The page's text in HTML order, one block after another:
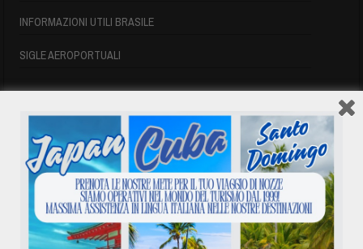
INFORMAZIONI UTILI BRASILE
SIGLE AEROPORTUALI
VOLI CUBA
VOLI CUBA
VOLI CUBA LAST MINUTE
VOLI DI LINEA CUBA